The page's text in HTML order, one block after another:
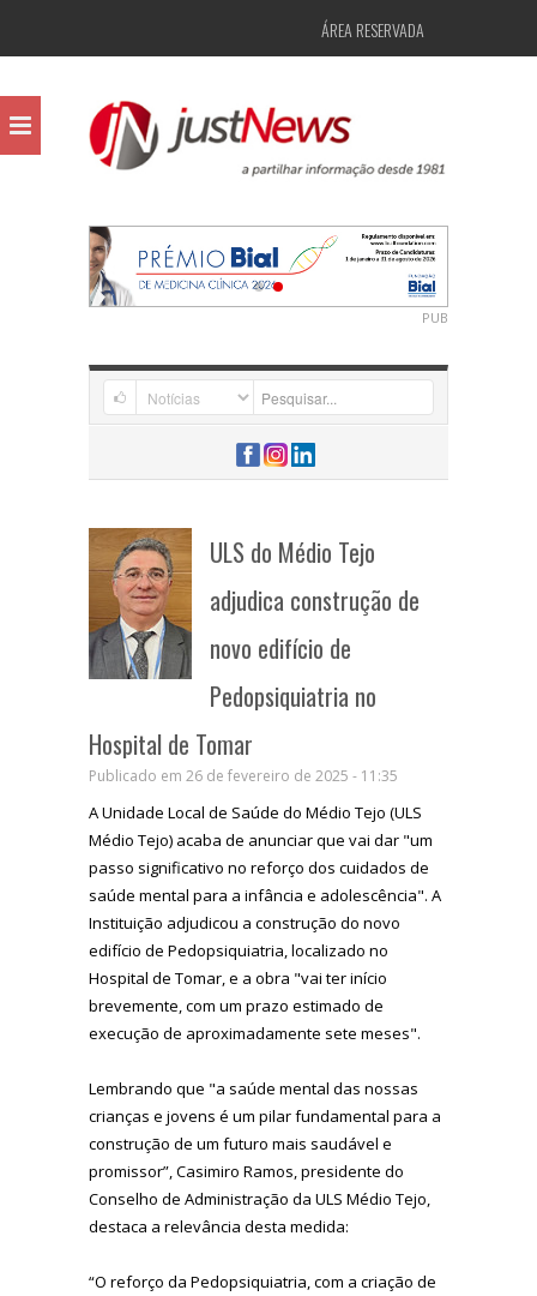
ÁREA RESERVADA
PUB
ULS do Médio Tejo
adjudica construção de
novo edifício de
Pedopsiquiatria no
Hospital de Tomar
Publicado em 26 de fevereiro de 2025 - 11:35
A Unidade Local de Saúde do Médio Tejo (ULS
Médio Tejo) acaba de anunciar que vai dar "um
passo significativo no reforço dos cuidados de
saúde mental para a infância e adolescência". A
Instituição adjudicou a construção do novo
edifício de Pedopsiquiatria, localizado no
Hospital de Tomar, e a obra "vai ter início
brevemente, com um prazo estimado de
execução de aproximadamente sete meses".
Lembrando que "a saúde mental das nossas
crianças e jovens é um pilar fundamental para a
construção de um futuro mais saudável e
promissor”, Casimiro Ramos, presidente do
Conselho de Administração da ULS Médio Tejo,
destaca a relevância desta medida:
“O reforço da Pedopsiquiatria, com a criação de